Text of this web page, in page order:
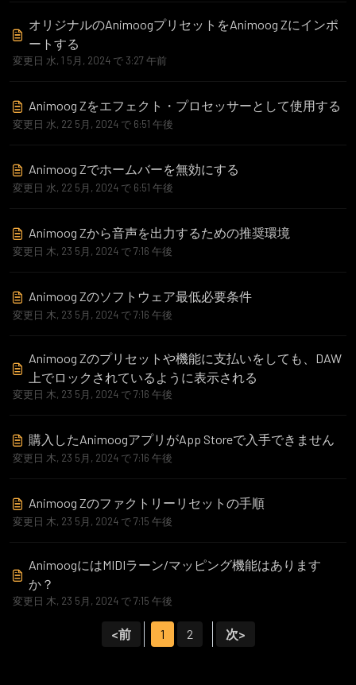
オリジナルのAnimoogプリセットをAnimoog Zにインポ
ートする
変更日 水, 1 5月, 2024 で 3:27 午前
Animoog Zをエフェクト・プロセッサーとして使用する
変更日 水, 22 5月, 2024 で 6:51 午後
Animoog Zでホームバーを無効にする
変更日 水, 22 5月, 2024 で 6:51 午後
Animoog Zから音声を出力するための推奨環境
変更日 木, 23 5月, 2024 で 7:16 午後
Animoog Zのソフトウェア最低必要条件
変更日 木, 23 5月, 2024 で 7:16 午後
Animoog Zのプリセットや機能に支払いをしても、DAW
上でロックされているように表示される
変更日 木, 23 5月, 2024 で 7:16 午後
購入したAnimoogアプリがApp Storeで入手できません
変更日 木, 23 5月, 2024 で 7:16 午後
Animoog Zのファクトリーリセットの手順
変更日 木, 23 5月, 2024 で 7:15 午後
AnimoogにはMIDIラーン/マッピング機能はあります
か？
変更日 木, 23 5月, 2024 で 7:15 午後
<前 1 2 次>